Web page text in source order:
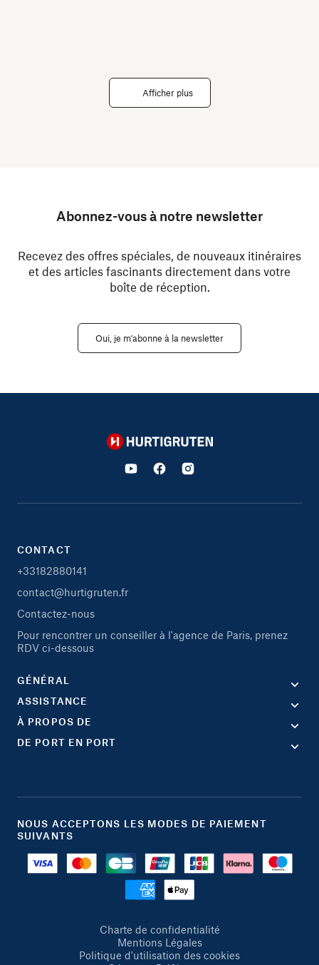
Afficher plus
Abonnez-vous à notre newsletter
Recevez des offres spéciales, de nouveaux itinéraires
et des articles fascinants directement dans votre
boîte de réception.
Oui, je m'abonne à la newsletter
Hurtigruten
CONTACT
+33182880141
contact@hurtigruten.fr
Contactez-nous
Pour rencontrer un conseiller à l'agence de Paris, prenez
RDV ci-dessous
GÉNÉRAL
ASSISTANCE
À PROPOS DE
DE PORT EN PORT
NOUS ACCEPTONS LES MODES DE PAIEMENT
SUIVANTS
Charte de confidentialité
Mentions Légales
Politique d'utilisation des cookies